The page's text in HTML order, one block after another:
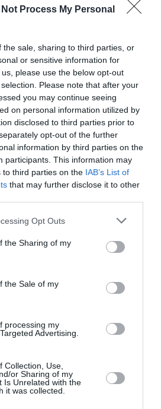
Not Process My Personal
the sale, sharing to third parties, or
or sensitive information for
please use the below opt-out
Please note that after your
you may continue seeing
on personal information utilized by
disclosed to third parties prior to
opt-out of the further
information by third parties on the
participants. This information may
to third parties on the IAB’s List of
that may further disclose it to other
Opt Outs
the Sharing of my
the Sale of my
processing my
Advertising.
Collection, Use,
or Sharing of my
Is Unrelated with the
it was collected.
των φανς – τώρα με τη
στην απόλυτη μάχη για να
κυριαρχία του Shao Kahn που
του Earthrealm και των
με τίτλο
στη Kourd Gallery
του χρώματος» περιλαμβάνει
τοπία, όπου το χρώμα
έναν γαληνεμένο
βασίλειο.
στη γκαλερί
05/26)
της να παρουσιάζει
και καίρια πολιτικά
φωτογραφίας με θέμα τη
σημαδεμένο από τις πρόσφατες